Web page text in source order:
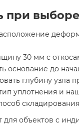
при
30 мм с
основание до
глубину узла
уплотнения и
для объектов с